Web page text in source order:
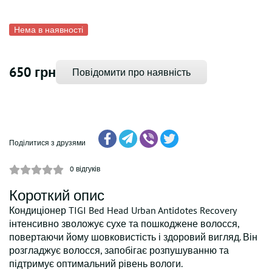
Нема в наявності
650 грн Повідомити про наявність
Поділитися з друзями
0 відгуків
Короткий опис
Кондиціонер TIGI Bed Head Urban Antidotes Recovery
інтенсивно зволожує сухе та пошкоджене волосся,
повертаючи йому шовковистість і здоровий вигляд. Він
розгладжує волосся, запобігає розпушуванню та
підтримує оптимальний рівень вологи.